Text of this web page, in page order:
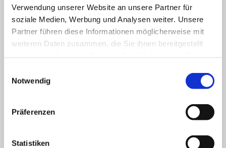
Verwendung unserer Website an unsere Partner für
soziale Medien, Werbung und Analysen weiter. Unsere
Partner führen diese Informationen möglicherweise mit
weiteren Daten zusammen, die Sie ihnen bereitgestellt
Notwendig
Präferenzen
Statistiken